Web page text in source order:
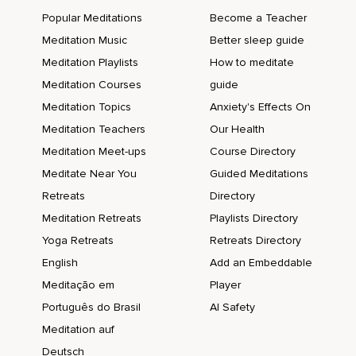
Cuando nos sentamos en meditación aprendemos a
Podemos tener la misma quietud inquebrantable durante
Horas,
Años,
En la práctica de meditación experimentamos la naturaleza
cambiante de la mente y el cuerpo,
Del mundo exterior,
Momentos de color y de monotonía,
Ciertamente experimentamos tormentas intensas violencia
del mundo exterior,
La de nuestra mente y cuerpo,
Popular Meditations
Meditation Music
Meditation Playlists
Meditation Courses
Meditation Topics
Meditation Teachers
Meditation Meet-ups
Meditate Near You
Retreats
Meditation Retreats
Yoga Retreats
English
Meditação em
Português do Brasil
Meditation auf
Deutsch
Become a Teacher
Better sleep guide
How to meditate
guide
Anxiety's Effects On
Our Health
Course Directory
Guided Meditations
Directory
Playlists Directory
Retreats Directory
Add an Embeddable
Player
AI Safety